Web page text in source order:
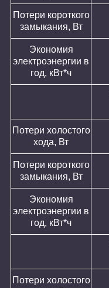
Потери короткого
замыкания, Вт
Экономия
электроэнергии в
год, кВт*ч
Потери холостого
хода, Вт
Потери короткого
замыкания, Вт
Экономия
электроэнергии в
год, кВт*ч
Потери холостого